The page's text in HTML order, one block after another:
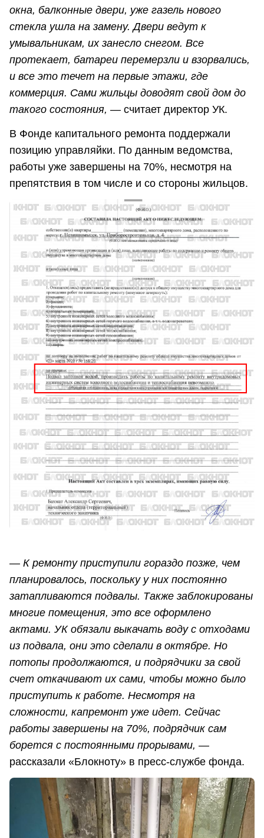
окна, балконные двери, уже газель нового
стекла ушла на замену. Двери ведут к
умывальникам, их занесло снегом. Все
протекает, батареи перемерзли и взорвались,
и все это течет на первые этажи, где
коммерция. Сами жильцы доводят свой дом до
такого состояния, — считает директор УК.
В Фонде капитального ремонта поддержали
позицию управляйки. По данным ведомства,
работы уже завершены на 70%, несмотря на
препятствия в том числе и со стороны жильцов.
— К ремонту приступили гораздо позже, чем
планировалось, поскольку у них постоянно
затапливаются подвалы. Также заблокированы
многие помещения, это все оформлено
актами. УК обязали выкачать воду с отходами
из подвала, они это сделали в октябре. Но
потопы продолжаются, и подрядчики за свой
счет откачивают их сами, чтобы можно было
приступить к работе. Несмотря на
сложности, капремонт уже идет. Сейчас
работы завершены на 70%, подрядчик сам
борется с постоянными прорывами, —
рассказали «Блокноту» в пресс-службе фонда.